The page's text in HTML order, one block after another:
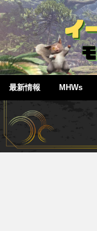
最新情報 MHWs